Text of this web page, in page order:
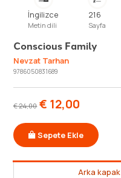
İngilizce
Metin dili
216
Sayfa
Conscious Family
Nevzat Tarhan
9786050831689
€24,00 € 12,00
Sepete Ekle
Arka kapak